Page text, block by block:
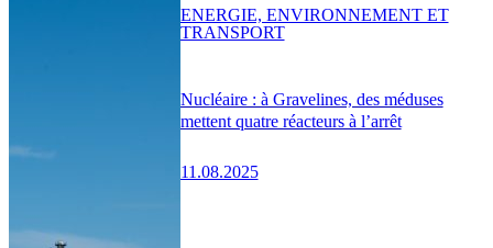
Nucléaire : à Gravelines, des méduses
mettent quatre réacteurs à l’arrêt
11.08.2025
ENERGIE, ENVIRONNEMENT ET
TRANSPORT